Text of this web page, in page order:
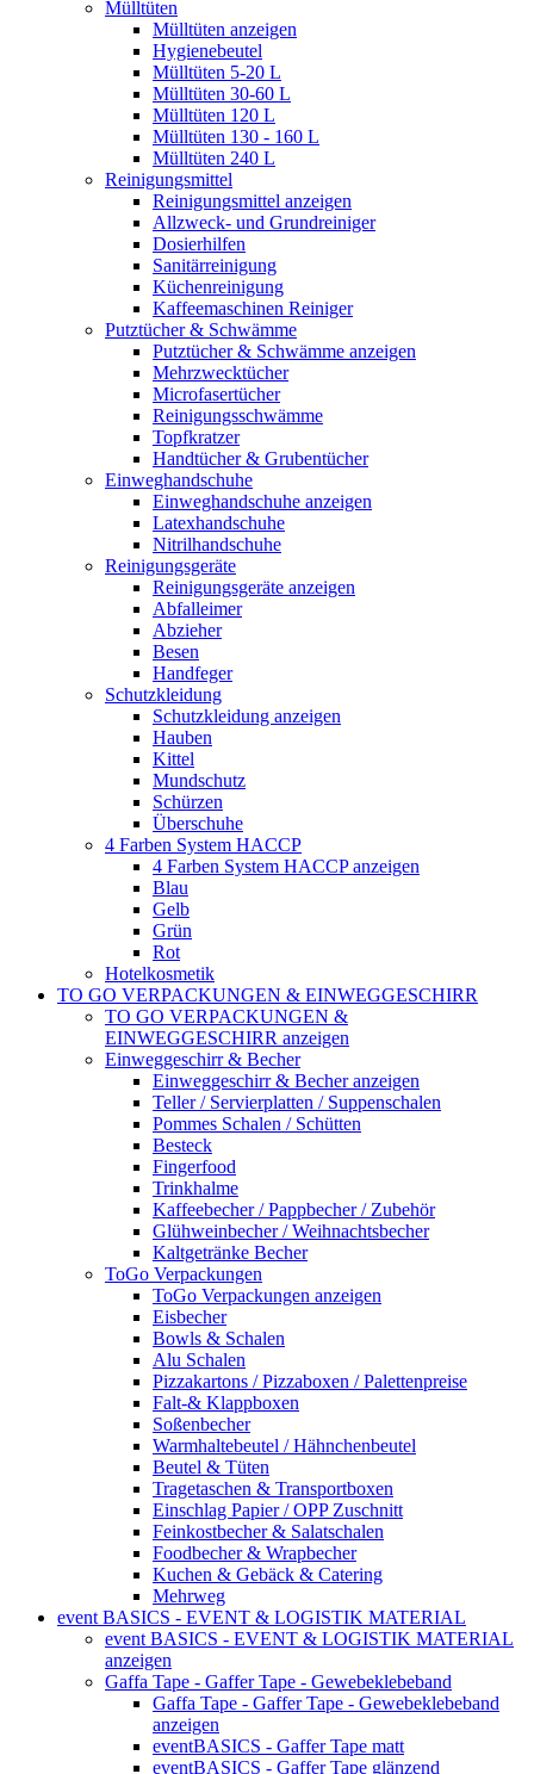
Mülltüten
Mülltüten anzeigen
Hygienebeutel
Mülltüten 5-20 L
Mülltüten 30-60 L
Mülltüten 120 L
Mülltüten 130 - 160 L
Mülltüten 240 L
Reinigungsmittel
Reinigungsmittel anzeigen
Allzweck- und Grundreiniger
Dosierhilfen
Sanitärreinigung
Küchenreinigung
Kaffeemaschinen Reiniger
Putztücher & Schwämme
Putztücher & Schwämme anzeigen
Mehrzwecktücher
Microfasertücher
Reinigungsschwämme
Topfkratzer
Handtücher & Grubentücher
Einweghandschuhe
Einweghandschuhe anzeigen
Latexhandschuhe
Nitrilhandschuhe
Reinigungsgeräte
Reinigungsgeräte anzeigen
Abfalleimer
Abzieher
Besen
Handfeger
Schutzkleidung
Schutzkleidung anzeigen
Hauben
Kittel
Mundschutz
Schürzen
Überschuhe
4 Farben System HACCP
4 Farben System HACCP anzeigen
Blau
Gelb
Grün
Rot
Hotelkosmetik
TO GO VERPACKUNGEN & EINWEGGESCHIRR
TO GO VERPACKUNGEN &
EINWEGGESCHIRR anzeigen
Einweggeschirr & Becher
Einweggeschirr & Becher anzeigen
Teller / Servierplatten / Suppenschalen
Pommes Schalen / Schütten
Besteck
Fingerfood
Trinkhalme
Kaffeebecher / Pappbecher / Zubehör
Glühweinbecher / Weihnachtsbecher
Kaltgetränke Becher
ToGo Verpackungen
ToGo Verpackungen anzeigen
Eisbecher
Bowls & Schalen
Alu Schalen
Pizzakartons / Pizzaboxen / Palettenpreise
Falt-& Klappboxen
Soßenbecher
Warmhaltebeutel / Hähnchenbeutel
Beutel & Tüten
Tragetaschen & Transportboxen
Einschlag Papier / OPP Zuschnitt
Feinkostbecher & Salatschalen
Foodbecher & Wrapbecher
Kuchen & Gebäck & Catering
Mehrweg
event BASICS - EVENT & LOGISTIK MATERIAL
event BASICS - EVENT & LOGISTIK MATERIAL
anzeigen
Gaffa Tape - Gaffer Tape - Gewebeklebeband
Gaffa Tape - Gaffer Tape - Gewebeklebeband
anzeigen
eventBASICS - Gaffer Tape matt
eventBASICS - Gaffer Tape glänzend